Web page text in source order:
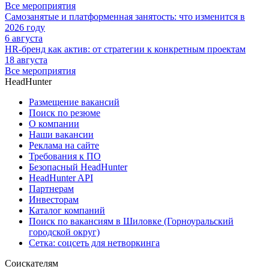
Все мероприятия
Самозанятые и платформенная занятость: что изменится в
2026 году
6 августа
HR-бренд как актив: от стратегии к конкретным проектам
18 августа
Все мероприятия
HeadHunter
Размещение вакансий
Поиск по резюме
О компании
Наши вакансии
Реклама на сайте
Требования к ПО
Безопасный HeadHunter
HeadHunter API
Партнерам
Инвесторам
Каталог компаний
Поиск по вакансиям в Шиловке (Горноуральский
городской округ)
Сетка: соцсеть для нетворкинга
Соискателям